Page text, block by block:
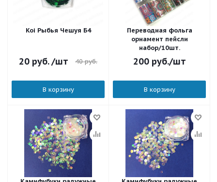
Koi Рыбья Чешуя Б4
20 руб. /шт 40руб.
В корзину
Переводная фольга
орнамент пейсли
набор/10шт.
200руб./шт
В корзину